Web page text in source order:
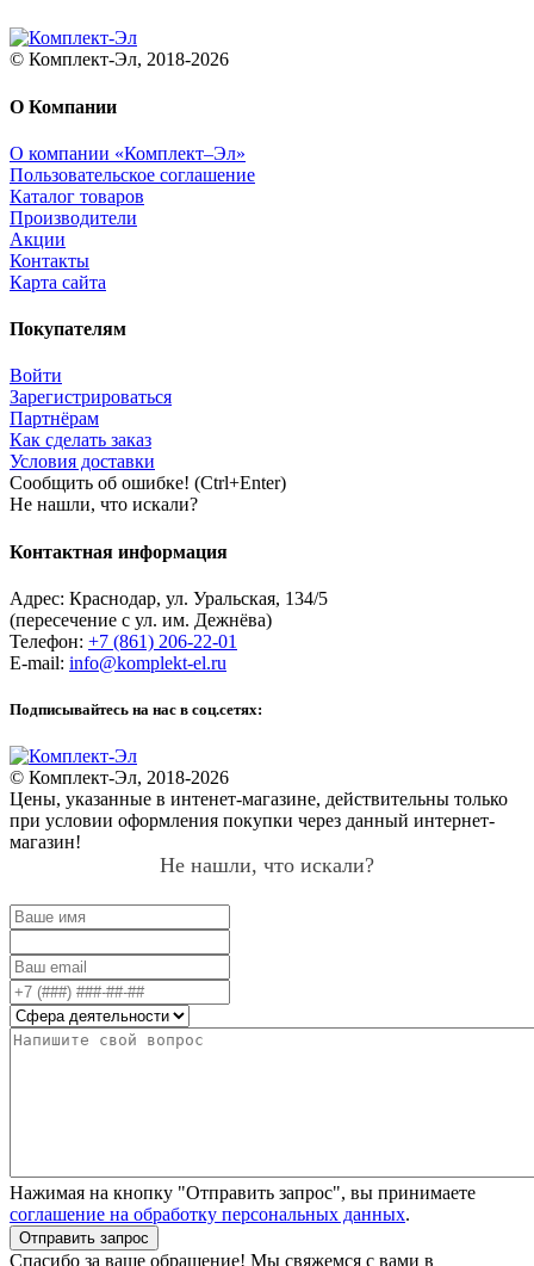
© Комплект-Эл, 2018-2026
О Компании
О компании «Комплект–Эл»
Пользовательское соглашение
Каталог товаров
Производители
Акции
Контакты
Карта сайта
Покупателям
Войти
Зарегистрироваться
Партнёрам
Как сделать заказ
Условия доставки
Сообщить об ошибке! (Ctrl+Enter)
Не нашли, что искали?
Контактная информация
Адрес: Краснодар, ул. Уральская, 134/5
(пересечение с ул. им. Дежнёва)
Телефон: +7 (861) 206-22-01
E-mail: info@komplekt-el.ru
Подписывайтесь на нас в соц.сетях:
© Комплект-Эл, 2018-2026
Цены, указанные в интенет-магазине, действительны только
при условии оформления покупки через данный интернет-
магазин!
Не нашли, что искали?
Нажимая на кнопку "Отправить запрос", вы принимаете
соглашение на обработку персональных данных.
Отправить запрос
Спасибо за ваше обращение! Мы свяжемся с вами в